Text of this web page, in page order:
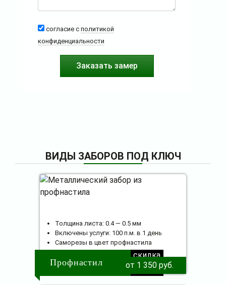
согласие с политикой
конфиденциальности
ВИДЫ ЗАБОРОВ ПОД КЛЮЧ
Профнастил
скидка
10%
Толщина листа: 0.4 — 0.5 мм
Включены услуги: 100 п.м. в 1 день
Саморезы в цвет профнастила
от 1 350 руб.